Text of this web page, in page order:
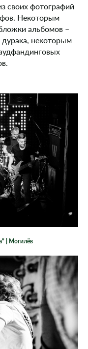
своих фотографий
Некоторым
альбомов –
некоторым
| Могилёв